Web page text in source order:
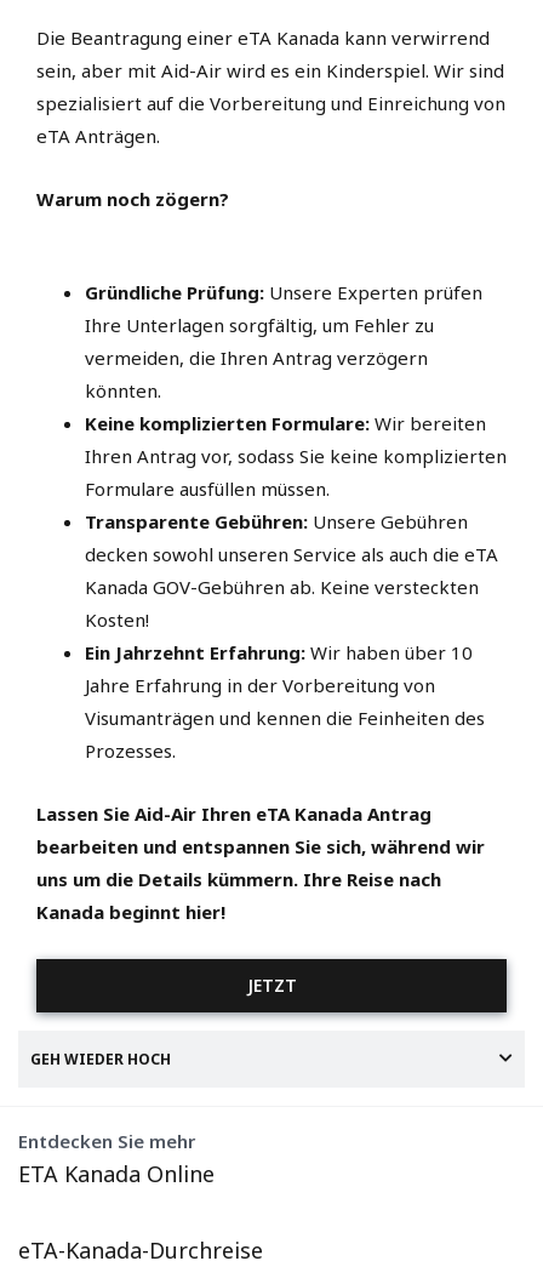
Die Beantragung einer eTA Kanada kann verwirrend
sein, aber mit Aid-Air wird es ein Kinderspiel. Wir sind
spezialisiert auf die Vorbereitung und Einreichung von
eTA Anträgen.
Warum noch zögern?
Gründliche Prüfung: Unsere Experten prüfen
Ihre Unterlagen sorgfältig, um Fehler zu
vermeiden, die Ihren Antrag verzögern
könnten.
Keine komplizierten Formulare: Wir bereiten
Ihren Antrag vor, sodass Sie keine komplizierten
Formulare ausfüllen müssen.
Transparente Gebühren: Unsere Gebühren
decken sowohl unseren Service als auch die eTA
Kanada GOV-Gebühren ab. Keine versteckten
Kosten!
Ein Jahrzehnt Erfahrung: Wir haben über 10
Jahre Erfahrung in der Vorbereitung von
Visumanträgen und kennen die Feinheiten des
Prozesses.
Lassen Sie Aid-Air Ihren eTA Kanada Antrag
bearbeiten und entspannen Sie sich, während wir
uns um die Details kümmern. Ihre Reise nach
Kanada beginnt hier!
JETZT
GEH WIEDER HOCH
Entdecken Sie mehr
ETA Kanada Online
eTA-Kanada-Durchreise